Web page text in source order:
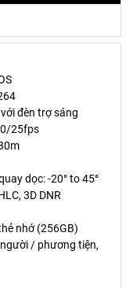
đèn trợ sáng
25fps
dọc: -20° to 45°
3D DNR
nhớ (256GB)
/ phương tiện,